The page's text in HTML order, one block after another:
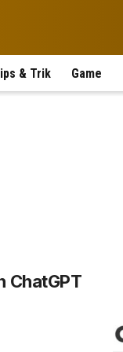
& Trik Game
ChatGPT